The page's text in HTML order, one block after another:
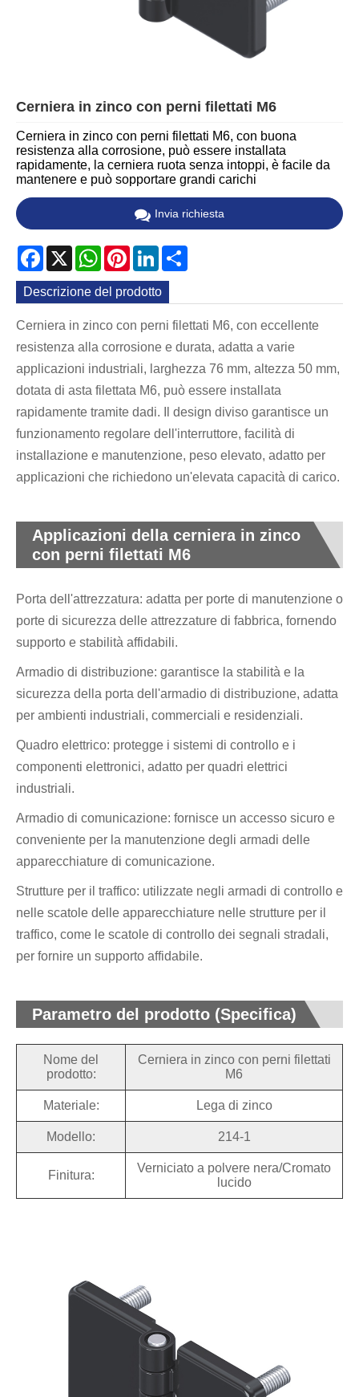
Cerniera in zinco con perni filettati M6
Cerniera in zinco con perni filettati M6, con buona
resistenza alla corrosione, può essere installata
rapidamente, la cerniera ruota senza intoppi, è facile da
mantenere e può sopportare grandi carichi
Invia richiesta
Facebook
X WhatsApp
PinterestLinkedIn
Descrizione del prodotto
Cerniera in zinco con perni filettati M6, con eccellente
resistenza alla corrosione e durata, adatta a varie
applicazioni industriali, larghezza 76 mm, altezza 50 mm,
dotata di asta filettata M6, può essere installata
rapidamente tramite dadi. Il design diviso garantisce un
funzionamento regolare dell'interruttore, facilità di
installazione e manutenzione, peso elevato, adatto per
applicazioni che richiedono un'elevata capacità di carico.
Applicazioni della cerniera in zinco
con perni filettati M6
Porta dell'attrezzatura: adatta per porte di manutenzione o
porte di sicurezza delle attrezzature di fabbrica, fornendo
supporto e stabilità affidabili.
Armadio di distribuzione: garantisce la stabilità e la
sicurezza della porta dell'armadio di distribuzione, adatta
per ambienti industriali, commerciali e residenziali.
Quadro elettrico: protegge i sistemi di controllo e i
componenti elettronici, adatto per quadri elettrici
industriali.
Armadio di comunicazione: fornisce un accesso sicuro e
conveniente per la manutenzione degli armadi delle
apparecchiature di comunicazione.
Strutture per il traffico: utilizzate negli armadi di controllo e
nelle scatole delle apparecchiature nelle strutture per il
traffico, come le scatole di controllo dei segnali stradali,
per fornire un supporto affidabile.
Parametro del prodotto (Specifica)
Nome del
prodotto:
Cerniera in zinco con perni filettati
M6
Materiale: Lega di zinco
Modello: 214-1
Finitura:
Verniciato a polvere nera/Cromato
lucido